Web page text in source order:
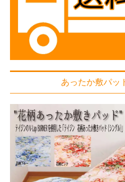
あったか敷パッ